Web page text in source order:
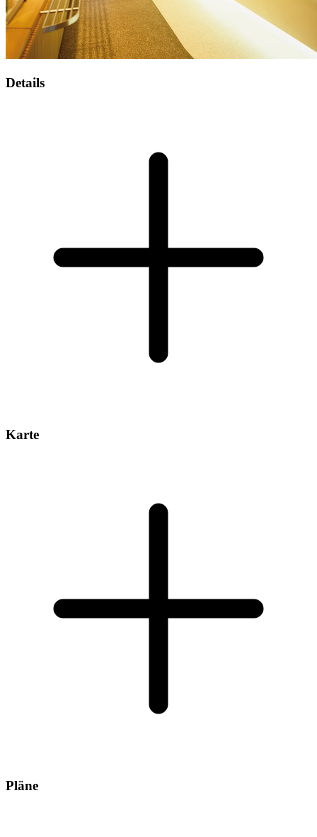
Details
Karte
Pläne